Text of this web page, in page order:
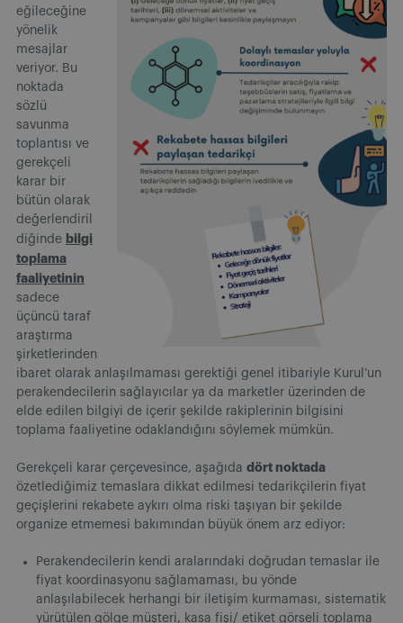
eğileceğine
yönelik
mesajlar
veriyor. Bu
noktada
sözlü
savunma
toplantısı ve
gerekçeli
karar bir
bütün olarak
değerlendiril
diğinde bilgi
toplama
faaliyetinin
sadece
üçüncü taraf
araştırma
şirketlerinden
ibaret olarak anlaşılmaması gerektiği genel itibariyle Kurul’un
perakendecilerin sağlayıcılar ya da marketler üzerinden de
elde edilen bilgiyi de içerir şekilde rakiplerinin bilgisini
toplama faaliyetine odaklandığını söylemek mümkün.
Gerekçeli karar çerçevesince, aşağıda dört noktada
özetlediğimiz temaslara dikkat edilmesi tedarikçilerin fiyat
geçişlerini rekabete aykırı olma riski taşıyan bir şekilde
organize etmemesi bakımından büyük önem arz ediyor:
Perakendecilerin kendi aralarındaki doğrudan temaslar ile
fiyat koordinasyonu sağlamaması, bu yönde
anlaşılabilecek herhangi bir iletişim kurmaması, sistematik
yürütülen gölge müşteri, kasa fişi/ etiket görseli toplama